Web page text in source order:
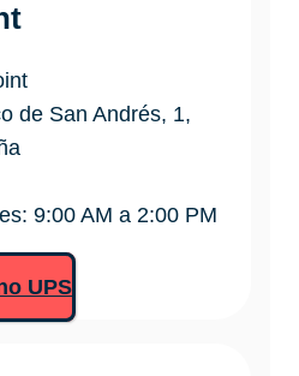
de San Andrés, 1,
9:00 AM a 2:00 PM
UPS